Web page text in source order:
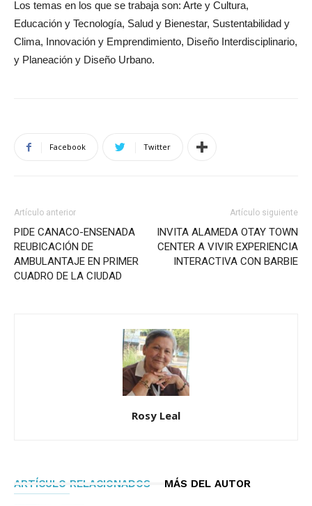
Los temas en los que se trabaja son: Arte y Cultura,
Educación y Tecnología, Salud y Bienestar, Sustentabilidad y
Clima, Innovación y Emprendimiento, Diseño Interdisciplinario,
y Planeación y Diseño Urbano.
Facebook Twitter
Artículo anterior
PIDE CANACO-ENSENADA
REUBICACIÓN DE
AMBULANTAJE EN PRIMER
CUADRO DE LA CIUDAD
Artículo siguiente
INVITA ALAMEDA OTAY TOWN
CENTER A VIVIR EXPERIENCIA
INTERACTIVA CON BARBIE
Rosy Leal
ARTÍCULO RELACIONADOS MÁS DEL AUTOR